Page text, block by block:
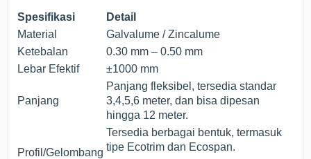
Spesifikasi
Detail
Material
Galvalume / Zincalume
Ketebalan
0.30 mm – 0.50 mm
Lebar Efektif
±1000 mm
Panjang
Panjang fleksibel, tersedia standar
3,4,5,6 meter, dan bisa dipesan
hingga 12 meter.
Profil/Gelombang
Tersedia berbagai bentuk, termasuk
tipe Ecotrim dan Ecospan.